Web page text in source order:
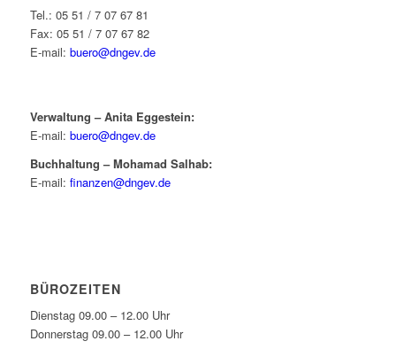
Tel.: 05 51 / 7 07 67 81
Fax: 05 51 / 7 07 67 82
E-mail: buero@dngev.de
Verwaltung – Anita Eggestein:
E-mail: buero@dngev.de
Buchhaltung – Mohamad Salhab:
E-mail: finanzen@dngev.de
BÜROZEITEN
Dienstag 09.00 – 12.00 Uhr
Donnerstag 09.00 – 12.00 Uhr